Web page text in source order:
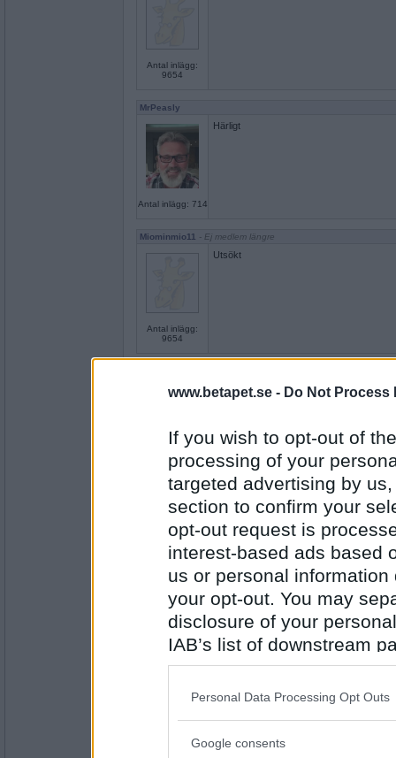
www.betapet.se - Do Not Process
If you wish to opt-out of
processing of your
targeted advertising by
section to confirm your
opt-out request is
interest-based ads based
us or personal
your opt-out. You may
disclosure of your
IAB’s list of downstream
also be disclosed by us
Downstream Participants
Please note that this
Personal Data Processing Opt Outs
Google consents
Antal inlägg:
9654
MrPeasly
Antal inlägg: 714
Härligt
Miominmio11 - Ej medlem längre
Antal inlägg:
9654
Utsökt
Antal inlägg: 714
Fantastiskt
- Ej medlem längre
9654
Fantasi